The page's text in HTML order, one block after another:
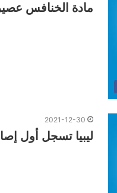
مادة الخنافس
2021-12-30
ليبيا تسجل أول